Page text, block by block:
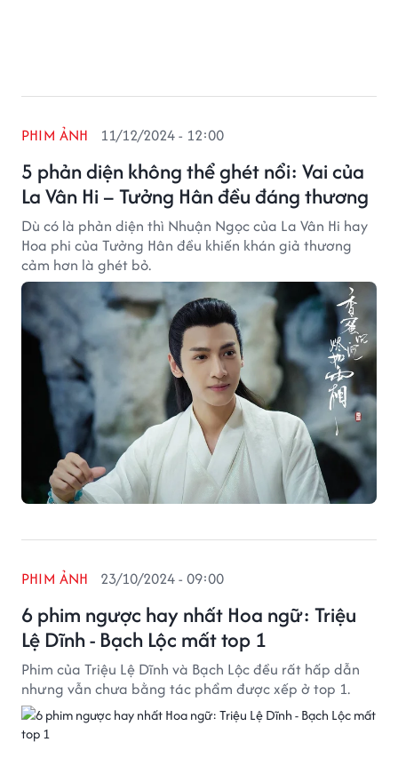
5 phản diện không thể ghét nổi: Vai của
La Vân Hi – Tưởng Hân đều đáng thương
PHIM ẢNH 11/12/2024 - 12:00
Dù có là phản diện thì Nhuận Ngọc của La Vân Hi hay
Hoa phi của Tưởng Hân đều khiến khán giả thương
cảm hơn là ghét bỏ.
6 phim ngược hay nhất Hoa ngữ: Triệu
Lệ Dĩnh - Bạch Lộc mất top 1
PHIM ẢNH 23/10/2024 - 09:00
Phim của Triệu Lệ Dĩnh và Bạch Lộc đều rất hấp dẫn
nhưng vẫn chưa bằng tác phẩm được xếp ở top 1.